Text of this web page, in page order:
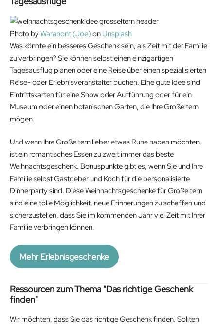
Photo byWaranont (Joe) on Unsplash
Was könnte ein besseres Geschenk sein, als Zeit mit der Familie
zu verbringen? Sie können selbst einen einzigartigen
Tagesausflug planen oder eine Reise über einen spezialisierten
Reise- oder Erlebnisveranstalter buchen. Eine gute Idee sind
Eintrittskarten für eine Show oder Aufführung oder für ein
Museum oder einen botanischen Garten, die Ihre Großeltern
mögen.
Und wenn Ihre Großeltern lieber etwas Ruhe haben möchten,
ist ein romantisches Essen zu zweit immer das beste
Weihnachtsgeschenk. Bonuspunkte gibt es, wenn Sie und Ihre
Familie selbst Gastgeber und Koch für die personalisierte
Dinnerparty sind. Diese Weihnachtsgeschenke für Großeltern
sind eine tolle Möglichkeit, neue Erinnerungen zu schaffen und
sicherzustellen, dass Sie im kommenden Jahr viel Zeit mit Ihrer
Familie verbringen können.
Mehr Erlebnisgeschenke
Ressourcen zum Thema "Das richtige Geschenk
finden"
Wir möchten, dass Sie das richtige Geschenk finden. Sollten